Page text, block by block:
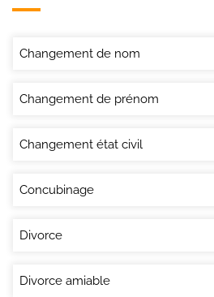
Changement de nom
Changement de prénom
Changement état civil
Concubinage
Divorce
Divorce amiable